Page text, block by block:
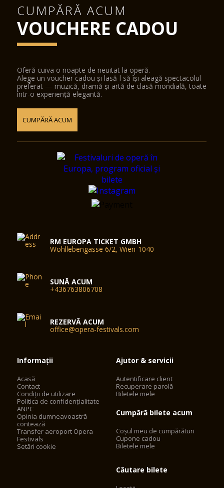
CUMPĂRĂ ACUM
VOUCHERE CADOU
Oferă cuiva o noapte de neuitat la operă.
Alege un voucher cadou și lasă-l să își aleagă spectacolul
preferat — muzică, dramă și artă de clasă mondială, toate
într-o experiență elegantă.
CUMPĂRĂ ACUM
RM EUROPA TICKET GMBH
Wohllebengasse 6/2, Wien-1040
SUNĂ ACUM
+436763806708
REZERVĂ ACUM
office@opera-festivals.com
Informații
Acasă
Contact
Condiții de utilizare
Politica de confidențialitate
ANPC
Opinia dumneavoastră
contează
Transfer aeroport Opera
Festivals
Setări cookie
Ajutor & servicii
Autentificare client
Recuperare parolă
Biletele mele
Cumpără bilete acum
Coșul meu de cumpărături
Cupone cadou
Biletele mele
Căutare bilete